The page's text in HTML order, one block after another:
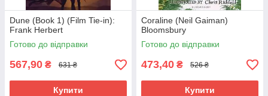
Dune (Book 1) (Film Tie-in):
Frank Herbert
Готово до відправки
567,90 ₴ 631 ₴
Купити
Coraline (Neil Gaiman)
Bloomsbury
Готово до відправки
473,40 ₴ 526 ₴
Купити